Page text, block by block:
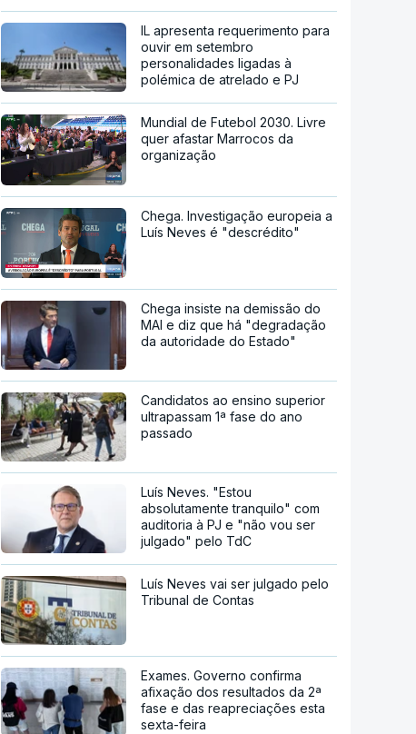
IL apresenta requerimento para
ouvir em setembro
personalidades ligadas à
polémica de atrelado e PJ
Mundial de Futebol 2030. Livre
quer afastar Marrocos da
organização
Chega. Investigação europeia a
Luís Neves é "descrédito"
Chega insiste na demissão do
MAI e diz que há "degradação
da autoridade do Estado"
Candidatos ao ensino superior
ultrapassam 1ª fase do ano
passado
Luís Neves. "Estou
absolutamente tranquilo" com
auditoria à PJ e "não vou ser
julgado" pelo TdC
Luís Neves vai ser julgado pelo
Tribunal de Contas
Exames. Governo confirma
afixação dos resultados da 2ª
fase e das reapreciações esta
sexta-feira